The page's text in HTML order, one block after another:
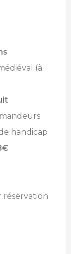
(à
handicap
réservation